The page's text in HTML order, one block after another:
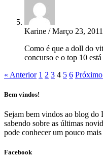
Karine / Março 23, 2011
Como é que a doll do
concurso e o top 10 está
« Anterior 1 2 3 4 5 6
Bem vindos!
Sejam bem vindos ao blog
sabendo sobre as últimas
pode conhecer um pouco
Facebook